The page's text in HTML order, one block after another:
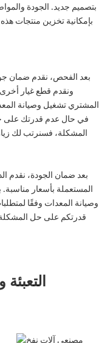
بتصميم جديد. الجودة
بإمكانية تخزين منتجات
ونقدم قطع غيار
المشتري تشغيل وصيانة
في حال عدم قدرتك على
المشكلة، فسنرتب لك
بعد ضمان الجودة، نقدم
المستعملة بأسعار
وصيانة المعدات وفقًا
قدرتكم على حل